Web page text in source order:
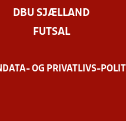
DBU SJÆLLAND
FUTSAL
OG PRIVATLIVS-